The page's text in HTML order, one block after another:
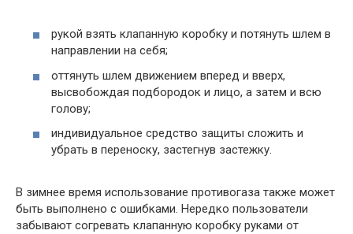
рукой взять клапанную коробку и потянуть шлем в
направлении на себя;
оттянуть шлем движением вперед и вверх,
высвобождая подбородок и лицо, а затем и всю
голову;
индивидуальное средство защиты сложить и
убрать в переноску, застегнув застежку.
В зимнее время использование противогаза также может
быть выполнено с ошибками. Нередко пользователи
забывают согревать клапанную коробку руками от